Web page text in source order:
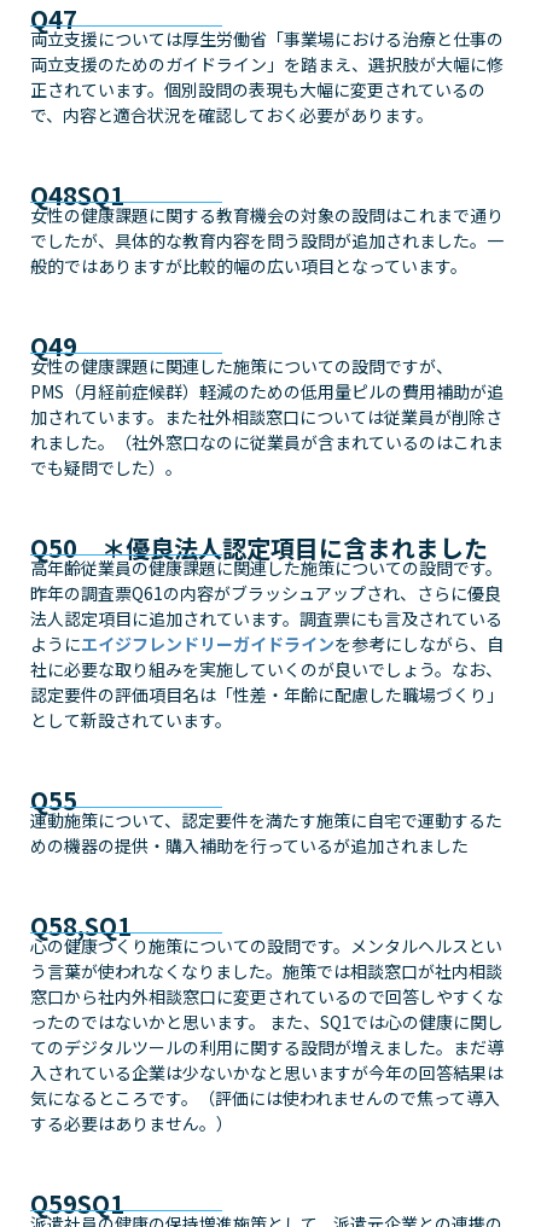
Q47
両立支援については厚生労働省「事業場における治療と仕事の
両立支援のためのガイドライン」を踏まえ、選択肢が大幅に修
正されています。個別設問の表現も大幅に変更されているの
で、内容と適合状況を確認しておく必要があります。
Q48SQ1
女性の健康課題に関する教育機会の対象の設問はこれまで通り
でしたが、具体的な教育内容を問う設問が追加されました。一
般的ではありますが比較的幅の広い項目となっています。
Q49
女性の健康課題に関連した施策についての設問ですが、
PMS（月経前症候群）軽減のための低用量ピルの費用補助が追
加されています。また社外相談窓口については従業員が削除さ
れました。（社外窓口なのに従業員が含まれているのはこれま
でも疑問でした）。
Q50 ＊優良法人認定項目に含まれました
高年齢従業員の健康課題に関連した施策についての設問です。
昨年の調査票Q61の内容がブラッシュアップされ、さらに優良
法人認定項目に追加されています。調査票にも言及されている
ようにエイジフレンドリーガイドラインを参考にしながら、自
社に必要な取り組みを実施していくのが良いでしょう。なお、
認定要件の評価項目名は「性差・年齢に配慮した職場づくり」
として新設されています。
Q55
運動施策について、認定要件を満たす施策に自宅で運動するた
めの機器の提供・購入補助を行っているが追加されました
Q58,SQ1
心の健康づくり施策についての設問です。メンタルヘルスとい
う言葉が使われなくなりました。施策では相談窓口が社内相談
窓口から社内外相談窓口に変更されているので回答しやすくな
ったのではないかと思います。 また、SQ1では心の健康に関し
てのデジタルツールの利用に関する設問が増えました。まだ導
入されている企業は少ないかなと思いますが今年の回答結果は
気になるところです。（評価には使われませんので焦って導入
する必要はありません。）
Q59SQ1